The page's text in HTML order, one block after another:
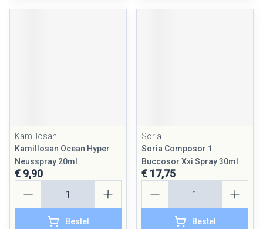
Kamillosan
Kamillosan Ocean Hyper
Neusspray 20ml
€ 9,90
Bestel
Soria
Soria Composor 1
Buccosor Xxi Spray 30ml
€ 17,75
Bestel